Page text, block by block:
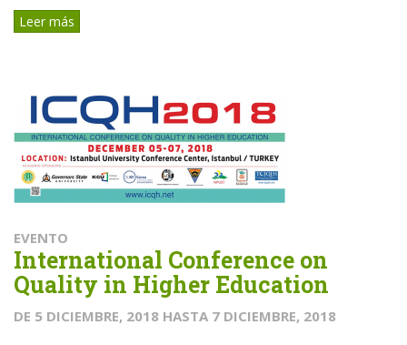
Leer más
EVENTO
International Conference on
Quality in Higher Education
DE 5 DICIEMBRE, 2018 HASTA 7 DICIEMBRE, 2018